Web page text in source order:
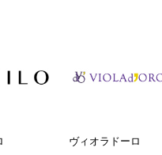
ヴィオラドーロ